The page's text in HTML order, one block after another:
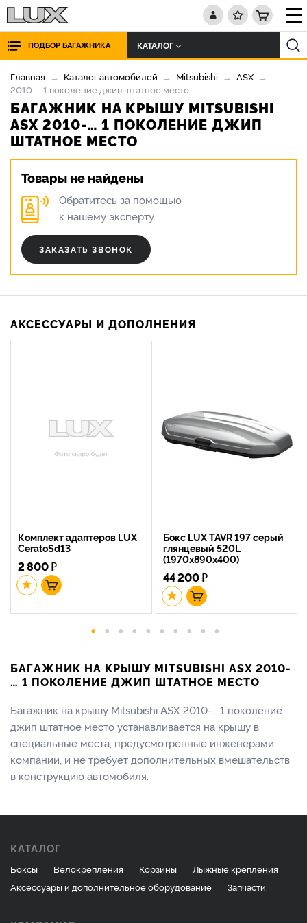
ПОДБОР БАГАЖНИКА КАТАЛОГ
Главная Каталог автомобилей Mitsubishi
ASX
2010-… 1 поколение джип штатное место
БАГАЖНИК НА КРЫШУ MITSUBISHI
ASX 2010-… 1 ПОКОЛЕНИЕ ДЖИП
ШТАТНОЕ МЕСТО
Товары не найдены
Обратитесь за помощью
к нашему эксперту.
ЗАКАЗАТЬ ЗВОНОК
АКСЕССУАРЫ И ДОПОЛНЕНИЯ
Комплект адаптеров LUX
CeratoSd13
2 800₽
Бокс LUX TAVR 197 серый
глянцевый 520L
(1970х890х400)
44 200₽
БАГАЖНИК НА КРЫШУ MITSUBISHI ASX 2010-
… 1 ПОКОЛЕНИЕ ДЖИП ШТАТНОЕ МЕСТО
Багажник на крышу Mitsubishi ASX 2010-… 1 поколение
джип штатное место устанавливается на крышу в
специальные места, предусмотренные инженерами
компании, и не требует дополнительных вмешательств
в конструкцию автомобиля.
КАТАЛОГ
Боксы Велокрепления Корзины
Лыжные крепления
Аксессуары и дополнительное оборудование
Запчасти